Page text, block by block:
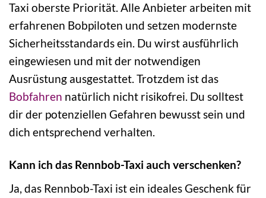
Taxi oberste Priorität. Alle Anbieter arbeiten mit
erfahrenen Bobpiloten und setzen modernste
Sicherheitsstandards ein. Du wirst ausführlich
eingewiesen und mit der notwendigen
Ausrüstung ausgestattet. Trotzdem ist das
Bobfahren natürlich nicht risikofrei. Du solltest
dir der potenziellen Gefahren bewusst sein und
dich entsprechend verhalten.
Kann ich das Rennbob-Taxi auch verschenken?
Ja, das Rennbob-Taxi ist ein ideales Geschenk für